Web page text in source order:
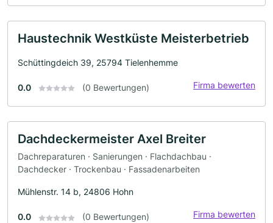
Haustechnik Westküste Meisterbetrieb
Schüttingdeich 39, 25794 Tielenhemme
0.0 (0 Bewertungen) Firma bewerten
Dachdeckermeister Axel Breiter
Dachreparaturen · Sanierungen · Flachdachbau ·
Dachdecker · Trockenbau · Fassadenarbeiten
Mühlenstr. 14 b, 24806 Hohn
0.0 (0 Bewertungen) Firma bewerten